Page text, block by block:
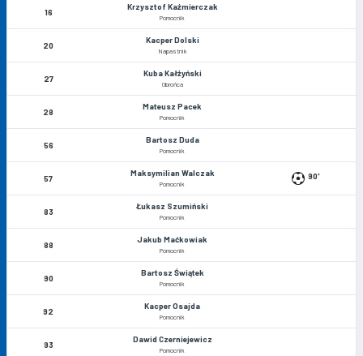
16
Krzysztof Kaźmierczak
Pomocnik
20
Kacper Dolski
Napastnik
27
Kuba Kałżyński
Obrońca
28
Mateusz Pacek
Pomocnik
56
Bartosz Duda
Pomocnik
57
Maksymilian Walczak
Pomocnik
90'
83
Łukasz Szumiński
Pomocnik
88
Jakub Maćkowiak
Pomocnik
90
Bartosz Świątek
Pomocnik
92
Kacper Osajda
Pomocnik
93
Dawid Czerniejewicz
Pomocnik